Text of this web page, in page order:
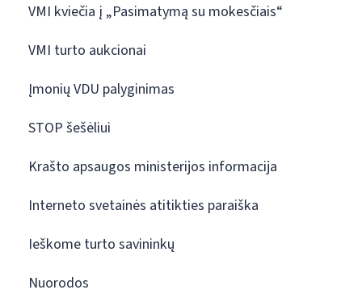
VMI kviečia į „Pasimatymą su mokesčiais“
VMI turto aukcionai
Įmonių VDU palyginimas
STOP šešėliui
Krašto apsaugos ministerijos informacija
Interneto svetainės atitikties paraiška
Ieškome turto savininkų
Nuorodos